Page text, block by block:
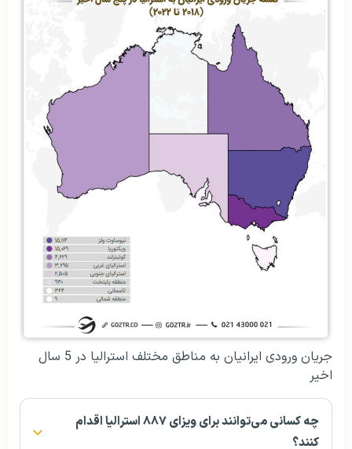
جریان ورودی ایرانیان به مناطق مختلف استرالیا در 5 سال
اخیر
چه کسانی می‌توانند برای ویزای ۸۸۷ استرالیا اقدام
کنند؟